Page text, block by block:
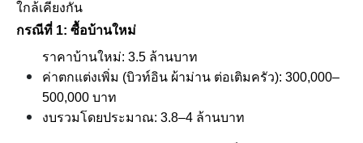
ใกล้เคียงกัน
กรณีที่ 1: ซื้อบ้านใหม่
ราคาบ้านใหม่: 3.5 ล้านบาท
ค่าตกแต่งเพิ่ม (บิวท์อิน ผ้าม่าน ต่อเติมครัว): 300,000–
500,000 บาท
งบรวมโดยประมาณ: 3.8–4 ล้านบาท